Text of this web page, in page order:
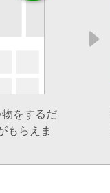
をするだ
もらえま